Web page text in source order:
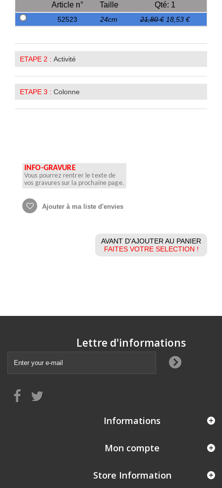
Article n° Taille Qté: 1
52523 24cm 21,80 € 18,53 €
ETAPE 2 : Activité
ETAPE 3 : Colonne
INFO-GRAVURE
Vous pourrez rentrer le texte de
vos gravures sur la prochaine page.
Ajouter à ma liste d'envies
AVANT D'AJOUTER AU PANIER
FAITES VOTRE SELECTION !
Lettre d'informations
Informations
Mon compte
Store Information